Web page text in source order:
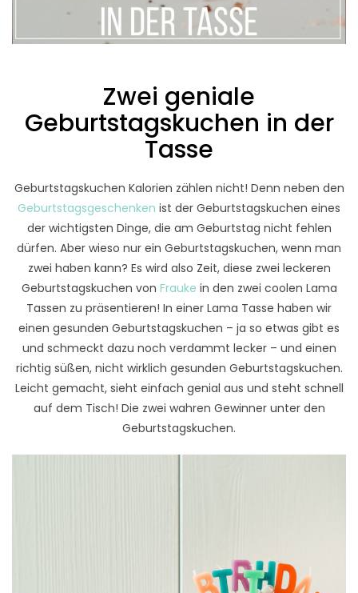
Zwei geniale
Geburtstagskuchen in der
Tasse
Geburtstagskuchen Kalorien zählen nicht! Denn neben den
Geburtstagsgeschenken ist der Geburtstagskuchen eines
der wichtigsten Dinge, die am Geburtstag nicht fehlen
dürfen. Aber wieso nur ein Geburtstagskuchen, wenn man
zwei haben kann? Es wird also Zeit, diese zwei leckeren
Geburtstagskuchen von Frauke in den zwei coolen Lama
Tassen zu präsentieren! In einer Lama Tasse haben wir
einen gesunden Geburtstagskuchen – ja so etwas gibt es
und schmeckt dazu noch verdammt lecker – und einen
richtig süßen, nicht wirklich gesunden Geburtstagskuchen.
Leicht gemacht, sieht einfach genial aus und steht schnell
auf dem Tisch! Die zwei wahren Gewinner unter den
Geburtstagskuchen.